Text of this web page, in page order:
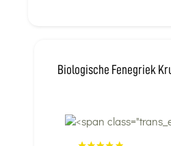
Biologische Fenegriek